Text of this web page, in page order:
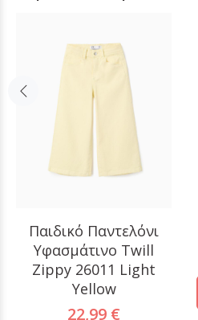
Παιδικό Παντελόνι
Υφασμάτινο Twill
Zippy 26011 Light
Yellow
22,99 €